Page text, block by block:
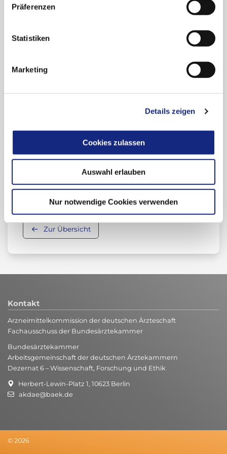
Präferenzen
Statistiken
Marketing
Details zeigen
Cookies zulassen
Auswahl erlauben
Nur notwendige Cookies verwenden
Therapie erhalten haben, einen
nicht belegt an.
*Über den Zusatznutzen beschließt der G-BA.
(Beginn des Verfahrens: 01.10.2022)
Zur Übersicht
Kontakt
Arzneimittelkommission der deutschen Ärzteschaft
Fachausschuss der Bundesärztekammer
Bundesärztekammer
Arbeitsgemeinschaft der deutschen Ärztekammern
Dezernat 6 – Wissenschaft, Forschung und Ethik
Herbert-Lewin-Platz 1, 10623 Berlin
akdae@baek.de
© 2026